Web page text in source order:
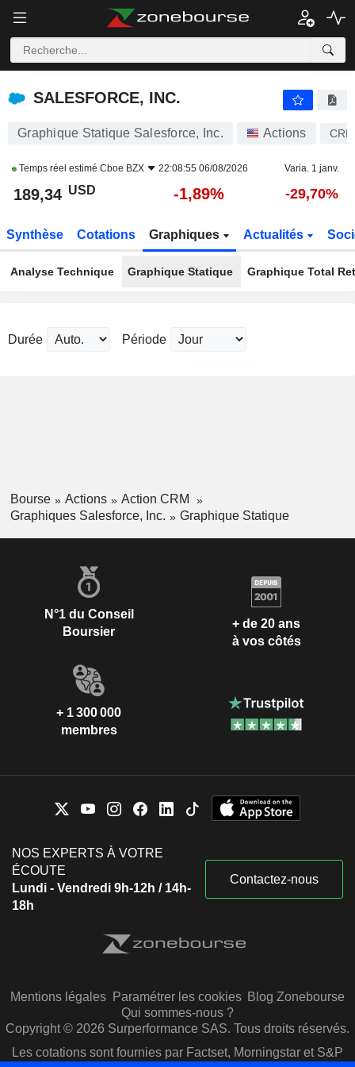
SALESFORCE, INC.
SALESFORCE, INC.
Graphique Statique Salesforce, Inc. Actions CRM
Temps réel estimé Cboe BZX 22:08:55 06/08/2026 Varia. 1 janv.
189,34 USD -1,89% -29,70%
Synthèse Cotations Graphiques Actualités
Analyse Technique Graphique Statique Graphique Total
Durée Période
Bourse Actions
Action CRM
Graphiques Salesforce, Inc.
Graphique Statique
N°1 du Conseil
Boursier
+ de 20 ans
à vos côtés
+ 1 300 000
membres
NOS EXPERTS À VOTRE
ÉCOUTE
Lundi - Vendredi 9h-12h / 14h-
18h
Contactez-nous
Mentions légales Paramétrer les cookies Blog Zonebourse
Qui sommes-nous ?
Copyright © 2026 Surperformance SAS. Tous droits réservés.
Les cotations sont fournies par Factset, Morningstar et S&P